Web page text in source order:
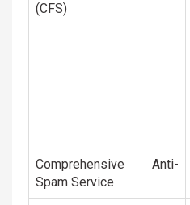
(CFS)
Comprehensive Anti-
Spam Service